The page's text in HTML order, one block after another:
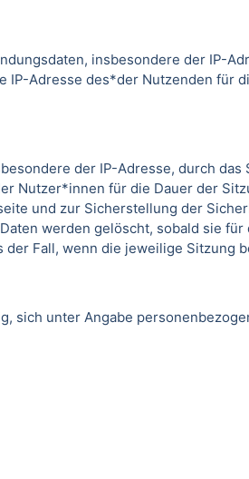
insbesondere der IP-
IP-Adresse des*der Nutzenden
der IP-Adresse, durch
Nutzer*innen für die Dauer der
und zur Sicherstellung der
Daten werden gelöscht, sobald sie
Fall, wenn die jeweilige Sitzung
sich unter Angabe